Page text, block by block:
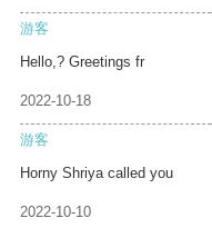
游客
Hello,? Greetings fr
2022-10-18
游客
Horny Shriya called you
2022-10-10